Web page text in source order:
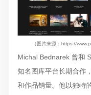
（图片来源：https://
Michal Bednarek 曾和
知名图库平台长期合作
和作品销量。他以独特